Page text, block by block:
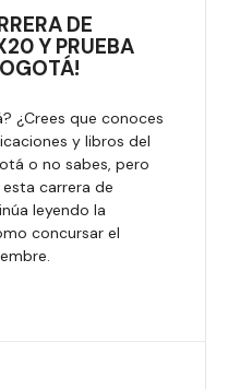
DE
Y PRUEBA
¿Crees que conoces
y libros del
o no sabes, pero
carrera de
leyendo la
concursar el